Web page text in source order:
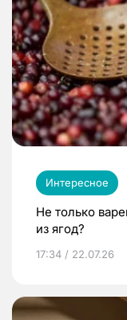
Интересное
Не только
из ягод?
17:34 / 22.07.26